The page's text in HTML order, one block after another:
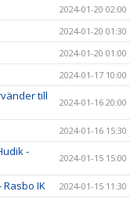
2024-01-20 02:00
2024-01-20 01:30
2024-01-20 01:00
2024-01-17 10:00
till
2024-01-16 20:00
2024-01-16 15:30
-
2024-01-15 15:00
IK 2024-01-15 11:30